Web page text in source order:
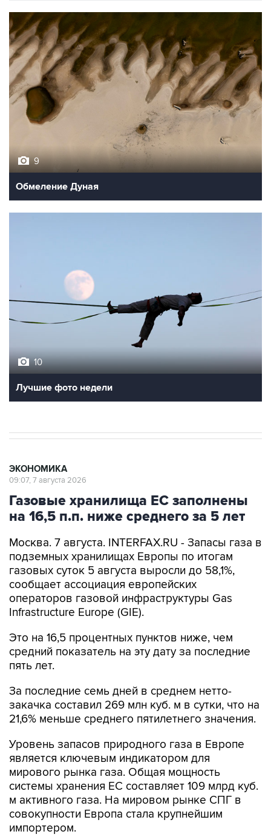
9
Обмеление Дуная
10
Лучшие фото недели
ЭКОНОМИКА
09:07, 7 августа 2026
Газовые хранилища ЕС заполнены
на 16,5 п.п. ниже среднего за 5 лет
Москва. 7 августа. INTERFAX.RU - Запасы газа в
подземных хранилищах Европы по итогам
газовых суток 5 августа выросли до 58,1%,
сообщает ассоциация европейских
операторов газовой инфраструктуры Gas
Infrastructure Europe (GIE).
Это на 16,5 процентных пунктов ниже, чем
средний показатель на эту дату за последние
пять лет.
За последние семь дней в среднем нетто-
закачка составил 269 млн куб. м в сутки, что на
21,6% меньше среднего пятилетнего значения.
Уровень запасов природного газа в Европе
является ключевым индикатором для
мирового рынка газа. Общая мощность
системы хранения ЕС составляет 109 млрд куб.
м активного газа. На мировом рынке СПГ в
совокупности Европа стала крупнейшим
импортером.